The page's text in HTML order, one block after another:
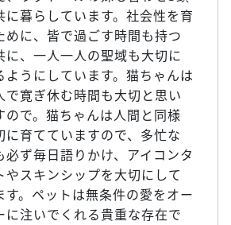
に暮らしています。社会性を育
めに、皆で過ごす時間も持つ
に、一人一人の聖域も大切に
ようにしています。猫ちゃんは
で寛ぎ休む時間も大切と思い
ので。猫ちゃんは人間と同様
に育てていますので、多忙な
必ず毎日語りかけ、アイコンタ
やスキンシップを大切にして
す。ペットは無条件の愛をオー
に注いでくれる貴重な存在で